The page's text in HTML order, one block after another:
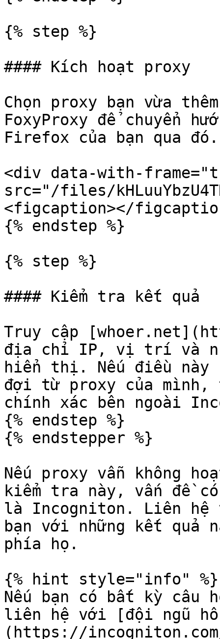
{% step %}
#### Kích hoạt proxy
Chọn proxy bạn vừa
FoxyProxy để chuyển
Firefox của bạn qua đó.
<div data-with-
src="/files/
<figcaption></
{% endstep %}
{% step %}
#### Kiểm tra kết quả
Truy cập
địa chỉ IP, vị trí và
hiển thị. Nếu điều này
đợi từ proxy của mình,
chính xác bên ngoài
{% endstep %}
{% endstepper %}
Nếu proxy vẫn không
kiểm tra này, vấn đề có
là Incogniton. Liên hệ
bạn với những kết quả
phía họ.
{% hint style="info" %}
Nếu bạn có bất kỳ câu
liên hệ với [đội ngũ
(https://